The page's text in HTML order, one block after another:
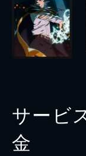
サービ
金